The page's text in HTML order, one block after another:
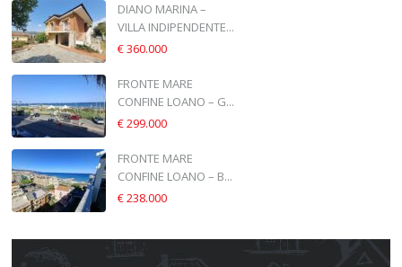
DIANO MARINA –
VILLA INDIPENDENTE...
€ 360.000
FRONTE MARE
CONFINE LOANO – G...
€ 299.000
FRONTE MARE
CONFINE LOANO – B...
€ 238.000